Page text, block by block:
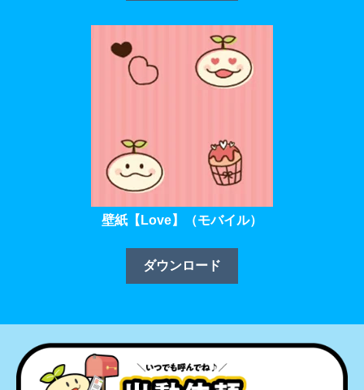
壁紙【Love】（モバイル）
ダウンロード